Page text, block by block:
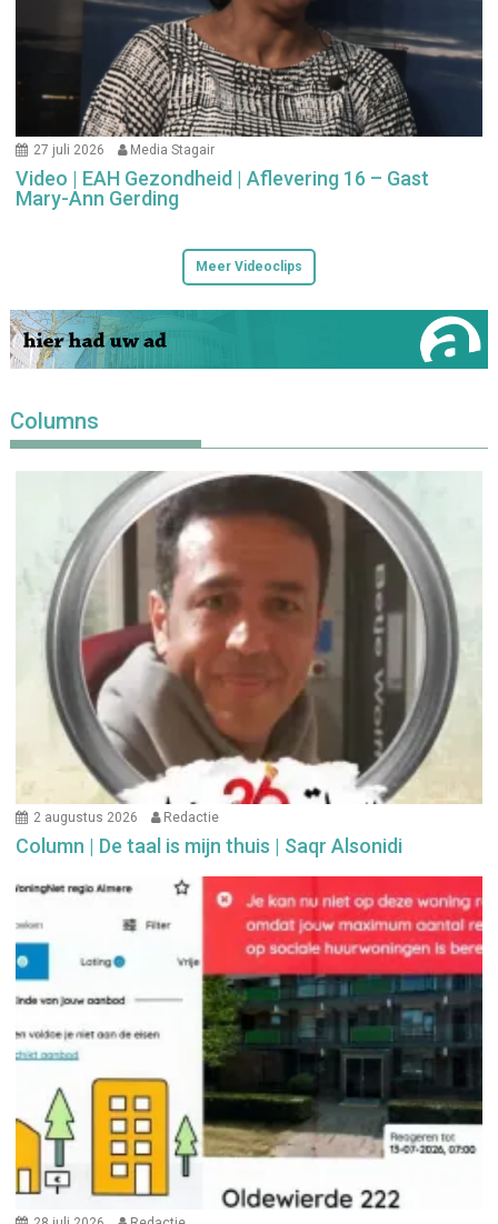
27 juli 2026 Media Stagair
Video | EAH Gezondheid | Aflevering 16 – Gast
Mary-Ann Gerding
Meer Videoclips
Columns
2 augustus 2026 Redactie
Column | De taal is mijn thuis | Saqr Alsonidi